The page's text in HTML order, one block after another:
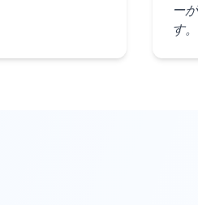
ー
す。